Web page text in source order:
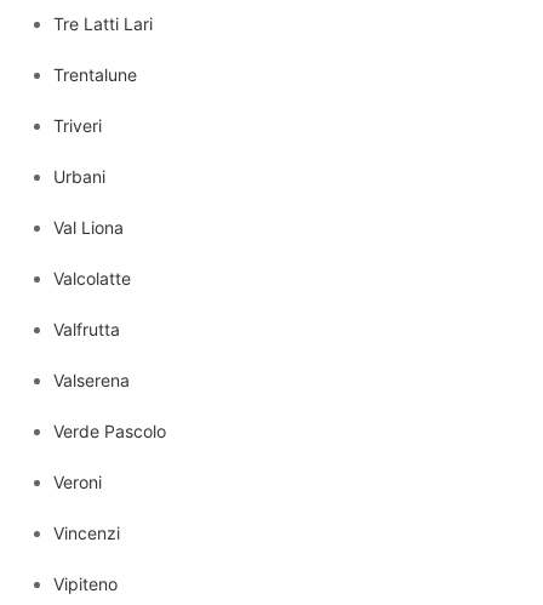
Tre Latti Lari
Trentalune
Triveri
Urbani
Val Liona
Valcolatte
Valfrutta
Valserena
Verde Pascolo
Veroni
Vincenzi
Vipiteno